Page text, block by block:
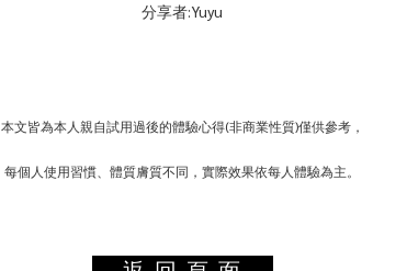
分享者:Yuyu
本文皆為本人親自試用過後的體驗心得(非商業性質)僅供參考，
每個人使用習慣、體質膚質不同，實際效果依每人體驗為主。